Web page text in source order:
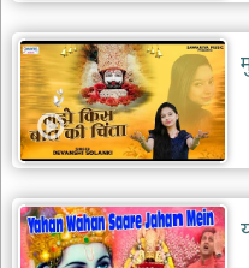
भजन
vishnu
bhajans
बाबा
बालक
नाथ
भजन
baba
balak
nath
bhajans